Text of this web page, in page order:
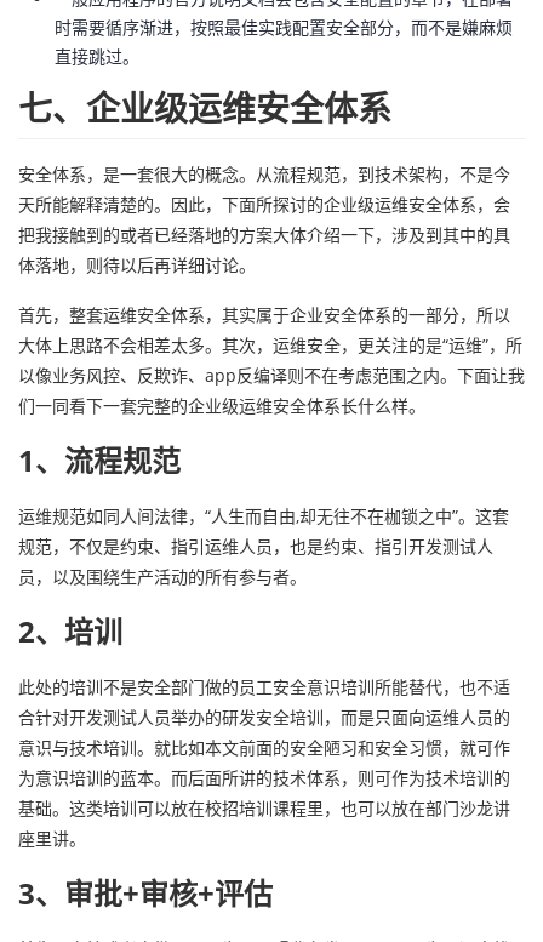
时需要循序渐进，按照最佳实践配置安全部分，而不是嫌麻烦
直接跳过。
七、企业级运维安全体系
安全体系，是一套很大的概念。从流程规范，到技术架构，不是今
天所能解释清楚的。因此，下面所探讨的企业级运维安全体系，会
把我接触到的或者已经落地的方案大体介绍一下，涉及到其中的具
体落地，则待以后再详细讨论。
首先，整套运维安全体系，其实属于企业安全体系的一部分，所以
大体上思路不会相差太多。其次，运维安全，更关注的是“运维”，所
以像业务风控、反欺诈、app反编译则不在考虑范围之内。下面让我
们一同看下一套完整的企业级运维安全体系长什么样。
1、流程规范
运维规范如同人间法律，“人生而自由,却无往不在枷锁之中”。这套
规范，不仅是约束、指引运维人员，也是约束、指引开发测试人
员，以及围绕生产活动的所有参与者。
2、培训
此处的培训不是安全部门做的员工安全意识培训所能替代，也不适
合针对开发测试人员举办的研发安全培训，而是只面向运维人员的
意识与技术培训。就比如本文前面的安全陋习和安全习惯，就可作
为意识培训的蓝本。而后面所讲的技术体系，则可作为技术培训的
基础。这类培训可以放在校招培训课程里，也可以放在部门沙龙讲
座里讲。
3、审批+审核+评估